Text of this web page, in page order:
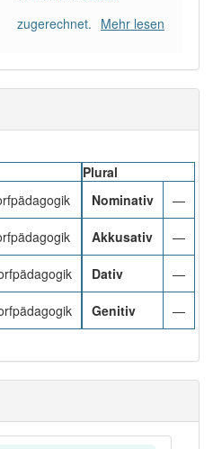
zugerechnet. Mehr lesen
Plural
Nominativ
—
Akkusativ —
Dativ —
Genitiv —